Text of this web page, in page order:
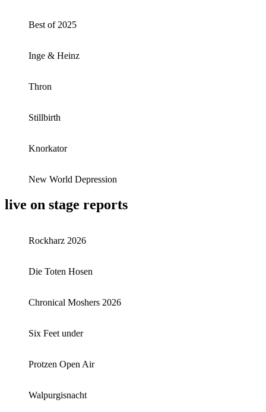
Best of 2025
Inge & Heinz
Thron
Stillbirth
Knorkator
New World Depression
live on stage reports
Rockharz 2026
Die Toten Hosen
Chronical Moshers 2026
Six Feet under
Protzen Open Air
Walpurgisnacht